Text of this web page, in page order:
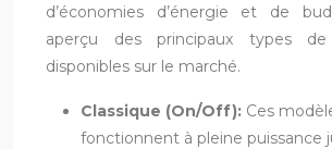
d’économies d’énergie et de
aperçu des principaux types
disponibles sur le marché.
Classique (On/Off): Ces
fonctionnent à pleine puissance